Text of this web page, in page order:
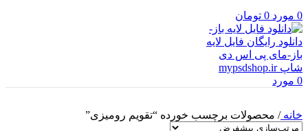
0 مورد 0 تومان
0 مورد
خانه/ محصولات برچسب خورده “تقویم رومیزی”